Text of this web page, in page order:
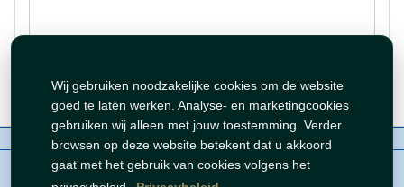
Wij gebruiken noodzakelijke cookies om de website
goed te laten werken. Analyse- en marketingcookies
gebruiken wij alleen met jouw toestemming. Verder
browsen op deze website betekent dat u akkoord
gaat met het gebruik van cookies volgens het
Beoordeling plaatsen
Over ons Beleid
WhatsAppen
auteursrechten©Tawfeer 2018-2026